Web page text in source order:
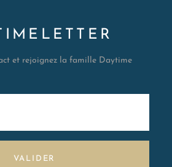
et rejoignez la famille Daytime
VALIDER